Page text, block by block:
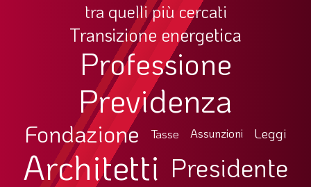
tra quelli più cercati
Transizione energetica
Professione
Previdenza
Fondazione Tasse Assunzioni Leggi
Architetti Presidente